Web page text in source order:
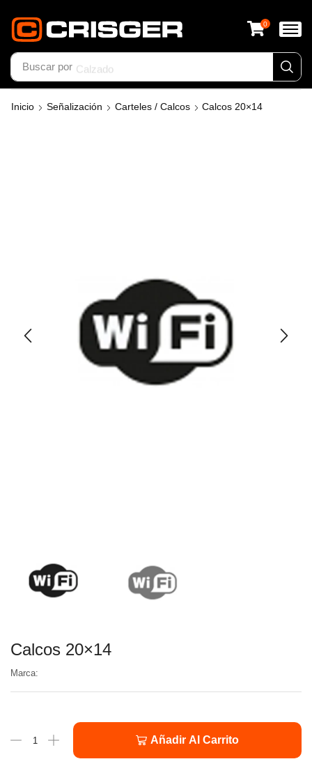
Buscar por Calzado
0
Inicio Señalización Carteles / Calcos Calcos 20×14
Calcos 20×14
Marca:
Añadir Al Carrito